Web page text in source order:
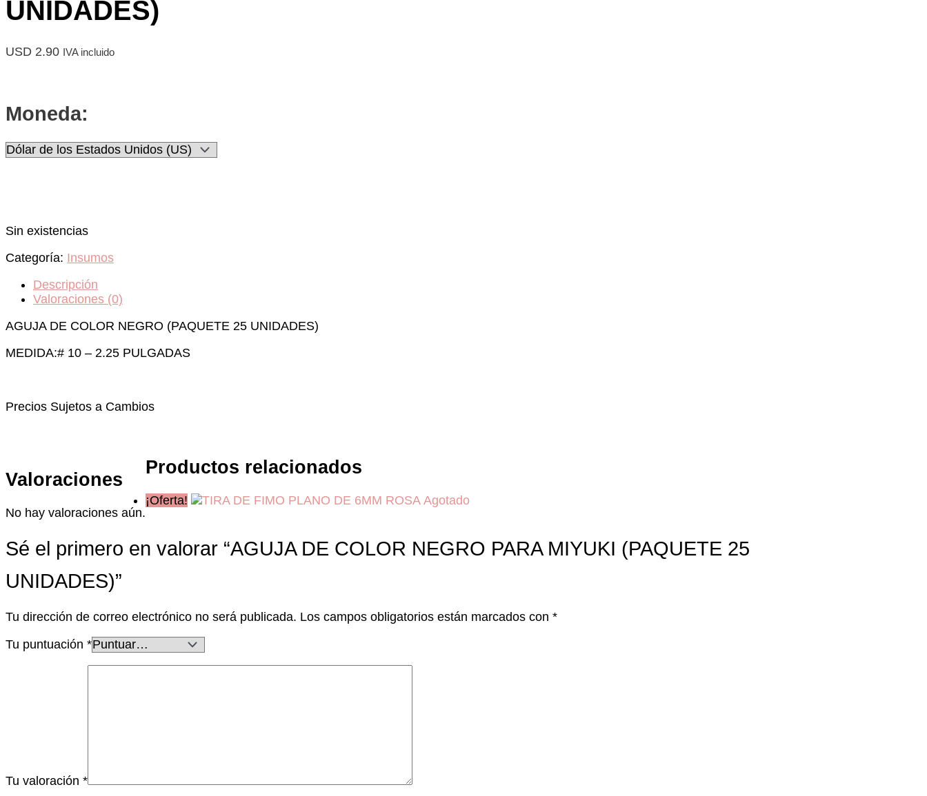
UNIDADES)
USD 2.90 IVA incluido
Moneda:
Sin existencias
Categoría: Insumos
Descripción
Valoraciones (0)
AGUJA DE COLOR NEGRO (PAQUETE 25 UNIDADES)
MEDIDA:# 10 – 2.25 PULGADAS
Precios Sujetos a Cambios
Valoraciones
No hay valoraciones aún.
Sé el primero en valorar “AGUJA DE COLOR NEGRO PARA MIYUKI (PAQUETE 25
UNIDADES)”
Tu dirección de correo electrónico no será publicada. Los campos obligatorios están marcados con *
Tu puntuación *
Tu valoración *
Productos relacionados
¡Oferta! Agotado